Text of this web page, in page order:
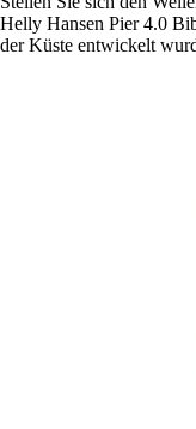
Helly Hansen Pier 4.0
der Küste entwickelt